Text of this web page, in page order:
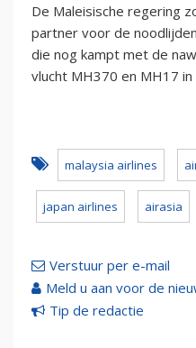
De Maleisische regering
partner voor de
die nog kampt met de
vlucht MH370 en MH17 in
malaysia airlines
japan airlines airasia
Verstuur per e-mail
Meld u aan voor de
Tip de redactie